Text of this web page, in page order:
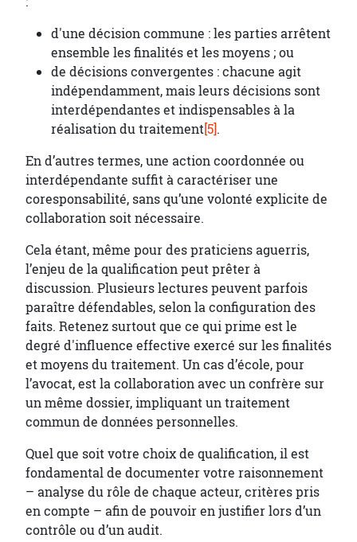
d'une décision commune : les parties arrêtent
ensemble les finalités et les moyens ; ou
de décisions convergentes : chacune agit
indépendamment, mais leurs décisions sont
interdépendantes et indispensables à la
réalisation du traitement[5].
En d’autres termes, une action coordonnée ou
interdépendante suffit à caractériser une
coresponsabilité, sans qu’une volonté explicite de
collaboration soit nécessaire.
Cela étant, même pour des praticiens aguerris,
l’enjeu de la qualification peut prêter à
discussion. Plusieurs lectures peuvent parfois
paraître défendables, selon la configuration des
faits. Retenez surtout que ce qui prime est le
degré d'influence effective exercé sur les finalités
et moyens du traitement. Un cas d’école, pour
l’avocat, est la collaboration avec un confrère sur
un même dossier, impliquant un traitement
commun de données personnelles.
Quel que soit votre choix de qualification, il est
fondamental de documenter votre raisonnement
– analyse du rôle de chaque acteur, critères pris
en compte – afin de pouvoir en justifier lors d’un
contrôle ou d’un audit.